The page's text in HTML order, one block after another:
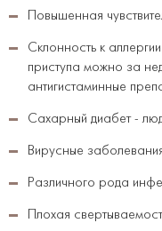
Повышенная
Склонность к
приступа можно за
антигистаминные
Сахарный диабет -
Вирусные
Различного рода
Плохая